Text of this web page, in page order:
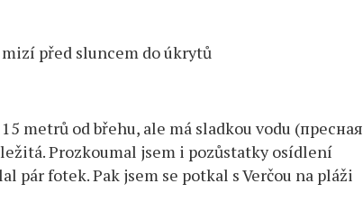
před sluncem do úkrytů
metrů od břehu, ale má sladkou vodu (пресная
Prozkoumal jsem i pozůstatky osídlení
pár fotek. Pak jsem se potkal s Verčou na pláži